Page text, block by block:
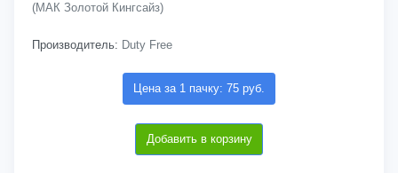
(МАК Золотой Кингсайз)
Производитель: Duty Free
Цена за 1 пачку: 75 руб.
Добавить в корзину